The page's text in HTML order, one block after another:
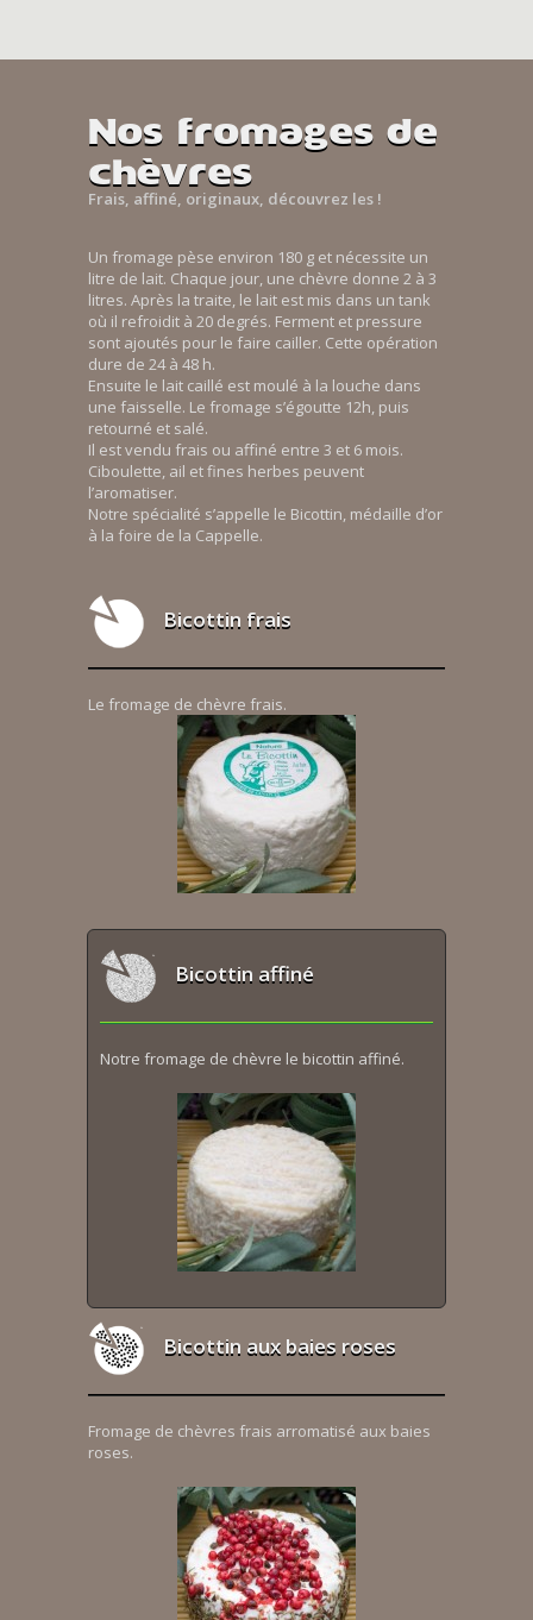
Nos fromages de
chèvres
Frais, affiné, originaux, découvrez les !
Un fromage pèse environ 180 g et nécessite un
litre de lait. Chaque jour, une chèvre donne 2 à 3
litres. Après la traite, le lait est mis dans un tank
où il refroidit à 20 degrés. Ferment et pressure
sont ajoutés pour le faire cailler. Cette opération
dure de 24 à 48 h.
Ensuite le lait caillé est moulé à la louche dans
une faisselle. Le fromage s’égoutte 12h, puis
retourné et salé.
Il est vendu frais ou affiné entre 3 et 6 mois.
Ciboulette, ail et fines herbes peuvent
l’aromatiser.
Notre spécialité s’appelle le Bicottin, médaille d’or
à la foire de la Cappelle.
Bicottin frais
Le fromage de chèvre frais.
Bicottin affiné
Notre fromage de chèvre le bicottin affiné.
Bicottin aux baies roses
Fromage de chèvres frais arromatisé aux baies
roses.